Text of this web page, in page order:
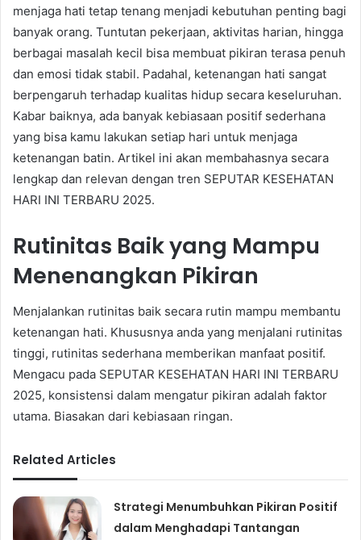
menjaga hati tetap tenang menjadi kebutuhan penting bagi
banyak orang. Tuntutan pekerjaan, aktivitas harian, hingga
berbagai masalah kecil bisa membuat pikiran terasa penuh
dan emosi tidak stabil. Padahal, ketenangan hati sangat
berpengaruh terhadap kualitas hidup secara keseluruhan.
Kabar baiknya, ada banyak kebiasaan positif sederhana
yang bisa kamu lakukan setiap hari untuk menjaga
ketenangan batin. Artikel ini akan membahasnya secara
lengkap dan relevan dengan tren SEPUTAR KESEHATAN
HARI INI TERBARU 2025.
Rutinitas Baik yang Mampu
Menenangkan Pikiran
Menjalankan rutinitas baik secara rutin mampu membantu
ketenangan hati. Khususnya anda yang menjalani rutinitas
tinggi, rutinitas sederhana memberikan manfaat positif.
Mengacu pada SEPUTAR KESEHATAN HARI INI TERBARU
2025, konsistensi dalam mengatur pikiran adalah faktor
utama. Biasakan dari kebiasaan ringan.
Related Articles
Strategi Menumbuhkan Pikiran Positif
dalam Menghadapi Tantangan